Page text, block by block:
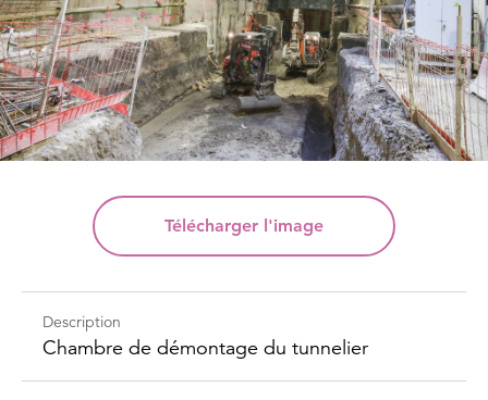
Télécharger l'image
Description
Chambre de démontage du tunnelier